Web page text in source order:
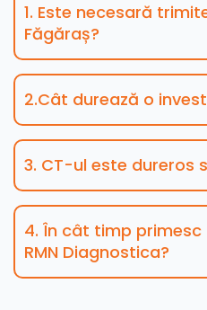
1. Este necesară
Făgăraș?
2.Cât durează o
3. CT-ul este dureros
4. În cât timp primesc
RMN Diagnostica?